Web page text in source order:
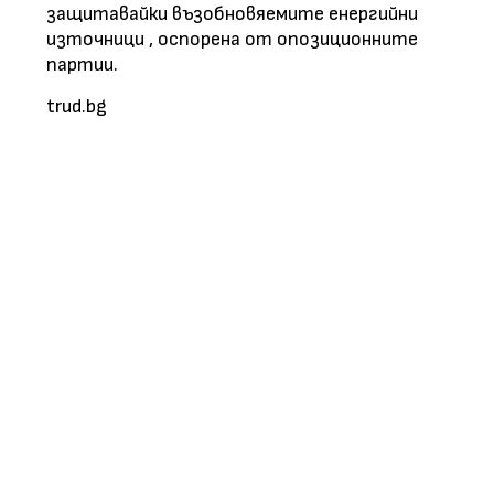
защитавайки възобновяемите енергийни
източници , оспорена от опозиционните
партии.
trud.bg